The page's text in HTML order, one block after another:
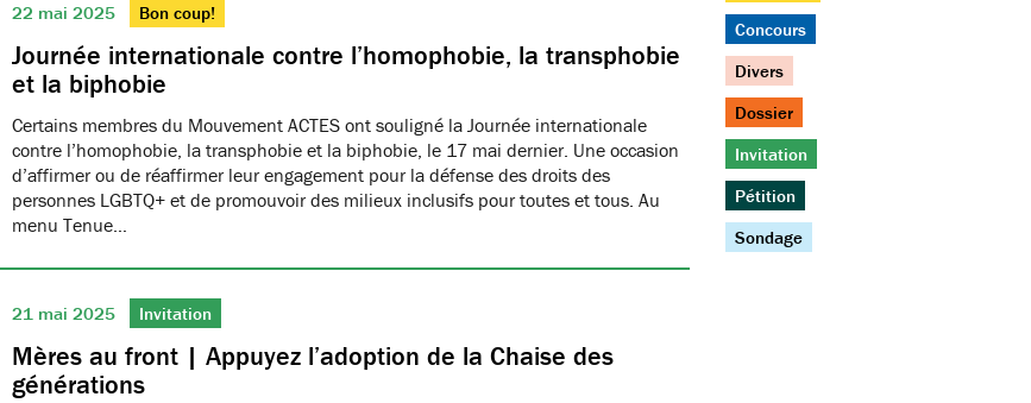
22 mai 2025 Bon coup!
Journée internationale contre l’homophobie, la transphobie
et la biphobie
Certains membres du Mouvement ACTES ont souligné la Journée internationale
contre l’homophobie, la transphobie et la biphobie, le 17 mai dernier. Une occasion
d’affirmer ou de réaffirmer leur engagement pour la défense des droits des
personnes LGBTQ+ et de promouvoir des milieux inclusifs pour toutes et tous. Au
menu Tenue…
21 mai 2025 Invitation
Mères au front | Appuyez l’adoption de la Chaise des
générations
Concours
Divers
Dossier
Invitation
Pétition
Sondage